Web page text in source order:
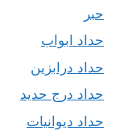
حبر
حداد ابواب
حداد درابزين
حداد درج حديد
حداد ديوانيات